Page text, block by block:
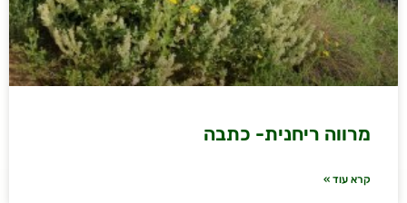
מרווה ריחנית- כתבה
קרא עוד »